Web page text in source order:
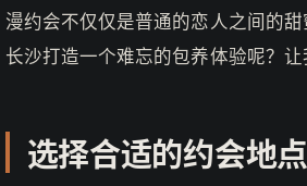
漫约会不仅仅是普通的恋人之间的
长沙打造一个难忘的包养体验呢？让
选择合适的约会地点